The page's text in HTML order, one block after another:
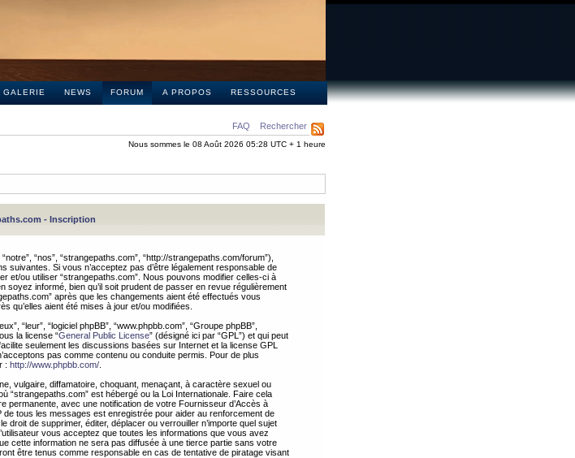
GALERIE NEWS FORUM A PROPOS RESSOURCES
FAQ Rechercher
Nous sommes le 08 Août 2026 05:28 UTC + 1 heure
- Inscription
“nos”, “strangepaths.com”, “http://strangepaths.com/forum”),
suivantes. Si vous n’acceptez pas d’être légalement responsable de
et/ou utiliser “strangepaths.com”. Nous pouvons modifier celles-ci à
soyez informé, bien qu’il soit prudent de passer en revue régulièrement
après que les changements aient été effectués vous
qu’elles aient été mises à jour et/ou modifiées.
“leur”, “logiciel phpBB”, “www.phpbb.com”, “Groupe phpBB”,
la license “General Public License” (désigné ici par “GPL”) et qui peut
facilite seulement les discussions basées sur Internet et la license GPL
pas comme contenu ou conduite permis. Pour de plus
: http://www.phpbb.com/
vulgaire, diffamatoire, choquant, menaçant, à caractère sexuel ou
“strangepaths.com” est hébergé ou la Loi Internationale. Faire cela
permanente, avec une notification de votre Fournisseur d’Accès à
de tous les messages est enregistrée pour aider au renforcement de
droit de supprimer, éditer, déplacer ou verrouiller n’importe quel sujet
vous acceptez que toutes les informations que vous avez
cette information ne sera pas diffusée à une tierce partie sans votre
être tenus comme responsable en cas de tentative de piratage visant